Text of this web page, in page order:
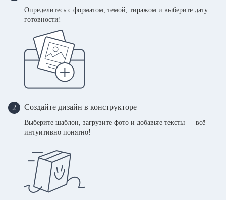
Определитесь с форматом, темой, тиражом и выберите дату
готовности!
2 Создайте дизайн в конструкторе
Выберите шаблон, загрузите фото и добавьте тексты — всё
интуитивно понятно!